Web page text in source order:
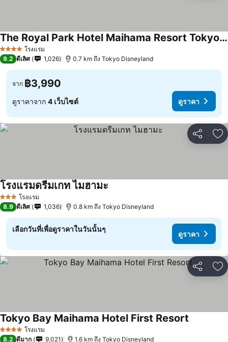
4 ดาว โรงแรม
The Royal Park Hotel Maihama Resort Tokyo Bay
9.2 ดีเลิศ 1,026 0.7 km ถึง Tokyo Disneyland
จาก ฿3,990
ดูราคาจาก 4 เว็บไซต์ ดูราคา
แชร์ เ
3 ดาว โรงแรม
โรงแรมดรีมเกท ไมฮามะ
8.9 ดีเลิศ 1,036 0.8 km ถึง Tokyo Disneyland
เลือกวันที่เพื่อดูราคาในวันนั้นๆ
ดูราคา
แชร์ เ
4 ดาว โรงแรม
Tokyo Bay Maihama Hotel First Resort
8.2 ดีมาก 9,021 1.6 km ถึง Tokyo Disneyland